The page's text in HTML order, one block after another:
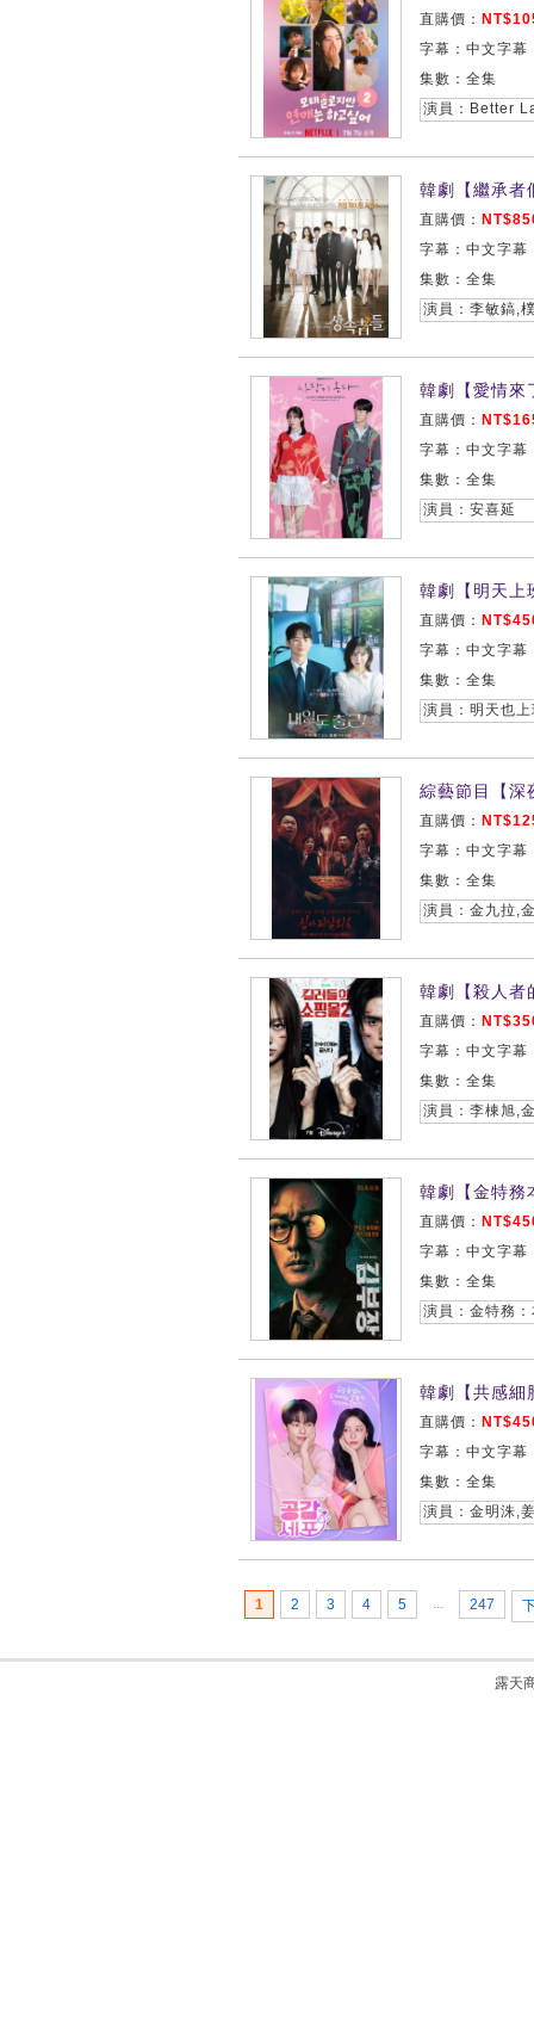
直購價：
字幕：中文字幕
集數：全集
韓劇【繼承者
直購價：
字幕：中文字幕
集數：全集
韓劇【愛情來
直購價：
字幕：中文字幕
集數：全集
演員：安喜延
韓劇【明天上
直購價：
字幕：中文字幕
集數：全集
綜藝節目【深
直購價：
字幕：中文字幕
集數：全集
韓劇【殺人者
直購價：
字幕：中文字幕
集數：全集
演員：李棟旭,
韓劇【金特務
直購價：
字幕：中文字幕
集數：全集
韓劇【共感細
直購價：
字幕：中文字幕
集數：全集
演員：金明洙,
1 2 3 4 5 ... 247
露天